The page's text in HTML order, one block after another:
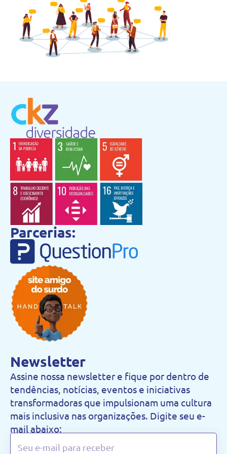
Parcerias:
Newsletter
Assine nossa newsletter e fique por dentro de
tendências, notícias, eventos e iniciativas
transformadoras que impulsionam uma cultura
mais inclusiva nas organizações. Digite seu e-
mail abaixo: